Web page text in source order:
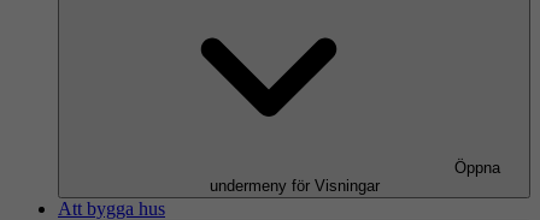
Öppna
undermeny för Visningar
Att bygga hus